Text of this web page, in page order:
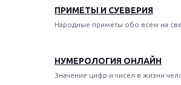
ПРИМЕТЫ И СУЕВЕРИЯ
Народные приметы обо всем на
НУМЕРОЛОГИЯ ОНЛАЙН
Значение цифр и чисел в жизни